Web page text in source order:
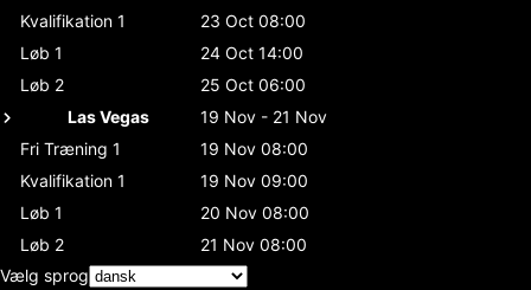
Kvalifikation 1
23 Oct 08:00
Løb 1
24 Oct 14:00
Løb 2
25 Oct 06:00
Las Vegas
19 Nov - 21 Nov
Fri Træning 1
19 Nov 08:00
Kvalifikation 1
19 Nov 09:00
Løb 1
20 Nov 08:00
Løb 2
21 Nov 08:00
Vælg sprog